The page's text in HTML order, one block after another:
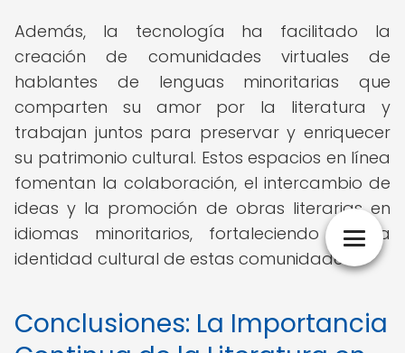
Además, la tecnología ha facilitado la
creación de comunidades virtuales de
hablantes de lenguas minoritarias que
comparten su amor por la literatura y
trabajan juntos para preservar y enriquecer
su patrimonio cultural. Estos espacios en línea
fomentan la colaboración, el intercambio de
ideas y la promoción de obras literarias en
idiomas minoritarios, fortaleciendo así la
identidad cultural de estas comunidades.
Conclusiones: La Importancia